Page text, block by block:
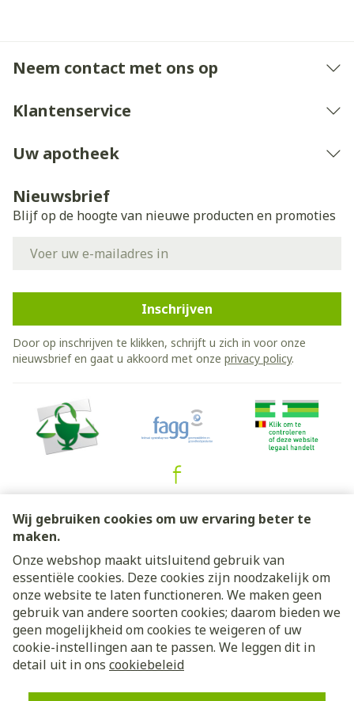
Wij gebruiken cookies om uw ervaring beter te
maken.
Onze webshop maakt uitsluitend gebruik van
essentiële cookies. Deze cookies zijn noodzakelijk om
onze website te laten functioneren. We maken geen
gebruik van andere soorten cookies; daarom bieden we
geen mogelijkheid om cookies te weigeren of uw
cookie-instellingen aan te passen. We leggen dit in
detail uit in ons cookiebeleid
Neem contact met ons op
Klantenservice
Uw apotheek
Nieuwsbrief
Blijf op de hoogte van nieuwe producten en promoties
Inschrijven
Door op inschrijven te klikken, schrijft u zich in voor onze
nieuwsbrief en gaat u akkoord met onze privacy policy.
Juridische links